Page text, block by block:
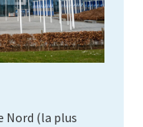
Nord (la plus